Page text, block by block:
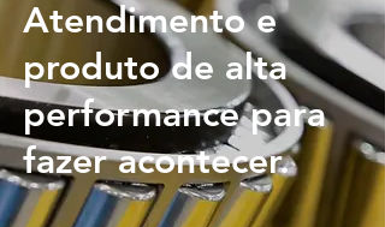
Atendimento e
produto de alta
performance para
fazer acontecer.